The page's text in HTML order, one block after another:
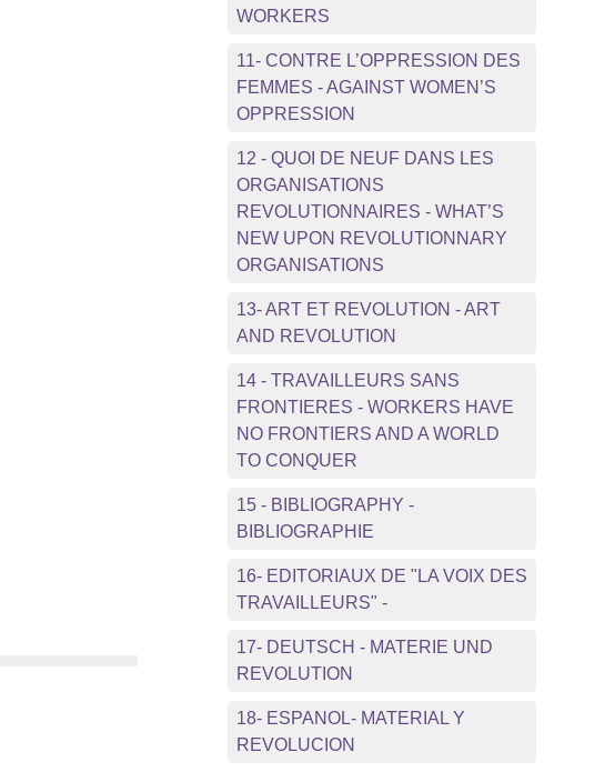
WORKERS
11- CONTRE L’OPPRESSION DES
FEMMES - AGAINST WOMEN’S
OPPRESSION
12 - QUOI DE NEUF DANS LES
ORGANISATIONS
REVOLUTIONNAIRES - WHAT’S
NEW UPON REVOLUTIONNARY
ORGANISATIONS
13- ART ET REVOLUTION - ART
AND REVOLUTION
14 - TRAVAILLEURS SANS
FRONTIERES - WORKERS HAVE
NO FRONTIERS AND A WORLD
TO CONQUER
15 - BIBLIOGRAPHY -
BIBLIOGRAPHIE
16- EDITORIAUX DE "LA VOIX DES
TRAVAILLEURS" -
17- DEUTSCH - MATERIE UND
REVOLUTION
18- ESPANOL- MATERIAL Y
REVOLUCION